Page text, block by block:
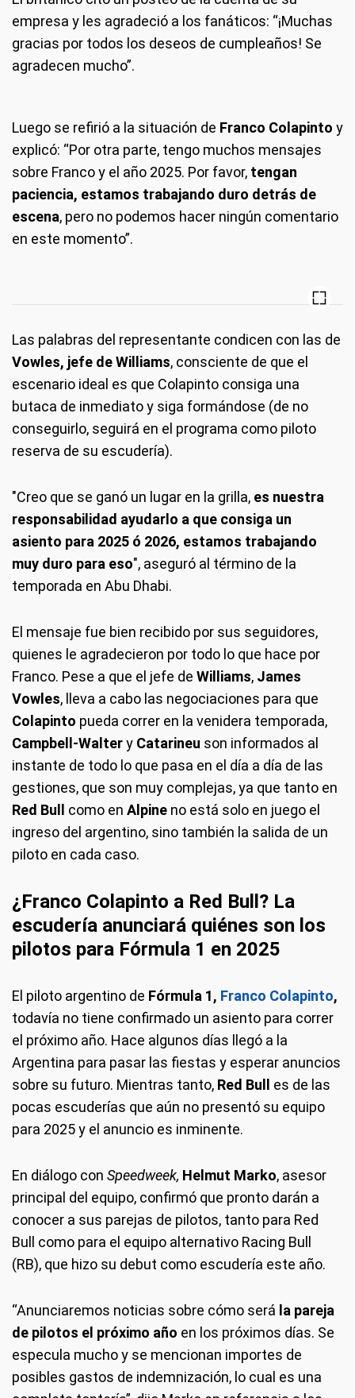
empresa y les agradeció a los fanáticos: “¡Muchas
gracias por todos los deseos de cumpleaños! Se
agradecen mucho”.
Luego se refirió a la situación de Franco Colapinto y
explicó: “Por otra parte, tengo muchos mensajes
sobre Franco y el año 2025. Por favor, tengan
paciencia, estamos trabajando duro detrás de
escena, pero no podemos hacer ningún comentario
en este momento”.
Las palabras del representante condicen con las de
Vowles, jefe de Williams, consciente de que el
escenario ideal es que Colapinto consiga una
butaca de inmediato y siga formándose (de no
conseguirlo, seguirá en el programa como piloto
reserva de su escudería).
"Creo que se ganó un lugar en la grilla, es nuestra
responsabilidad ayudarlo a que consiga un
asiento para 2025 ó 2026, estamos trabajando
muy duro para eso", aseguró al término de la
temporada en Abu Dhabi.
El mensaje fue bien recibido por sus seguidores,
quienes le agradecieron por todo lo que hace por
Franco. Pese a que el jefe de Williams, James
Vowles, lleva a cabo las negociaciones para que
Colapinto pueda correr en la venidera temporada,
Campbell-Waltery Catarineu son informados al
instante de todo lo que pasa en el día a día de las
gestiones, que son muy complejas, ya que tanto en
Red Bull
como en Alpine no está solo en juego el
ingreso del argentino, sino también la salida de un
piloto en cada caso.
¿Franco Colapinto a Red Bull? La
escudería anunciará quiénes son los
pilotos para Fórmula 1 en 2025
El piloto argentino de Fórmula 1, Franco Colapinto,
todavía no tiene confirmado un asiento para correr
el próximo año. Hace algunos días llegó a la
Argentina para pasar las fiestas y esperar anuncios
sobre su futuro. Mientras tanto, Red Bull es de las
pocas escuderías que aún no presentó su equipo
para 2025 y el anuncio es inminente.
En diálogo con Speedweek, Helmut Marko, asesor
principal del equipo, confirmó que pronto darán a
conocer a sus parejas de pilotos, tanto para Red
Bull como para el equipo alternativo Racing Bull
(RB), que hizo su debut como escudería este año.
“Anunciaremos noticias sobre cómo será la pareja
de pilotos el próximo año en los próximos días. Se
especula mucho y se mencionan importes de
posibles gastos de indemnización, lo cual es una